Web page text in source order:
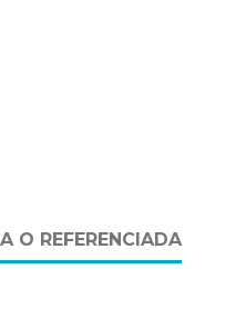
O REFERENCIADA